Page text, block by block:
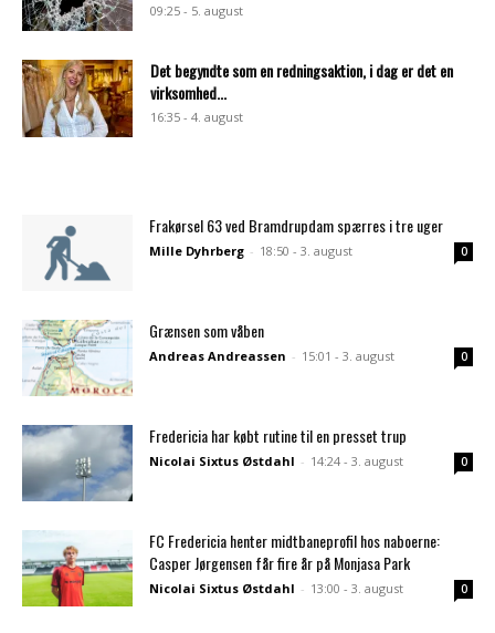
09:25 - 5. august
Det begyndte som en redningsaktion, i dag er det en
virksomhed...
16:35 - 4. august
Frakørsel 63 ved Bramdrupdam spærres i tre uger
Mille Dyhrberg - 18:50 - 3. august 0
Grænsen som våben
Andreas Andreassen - 15:01 - 3. august 0
Fredericia har købt rutine til en presset trup
Nicolai Sixtus Østdahl - 14:24 - 3. august 0
FC Fredericia henter midtbaneprofil hos naboerne:
Casper Jørgensen får fire år på Monjasa Park
Nicolai Sixtus Østdahl - 13:00 - 3. august 0